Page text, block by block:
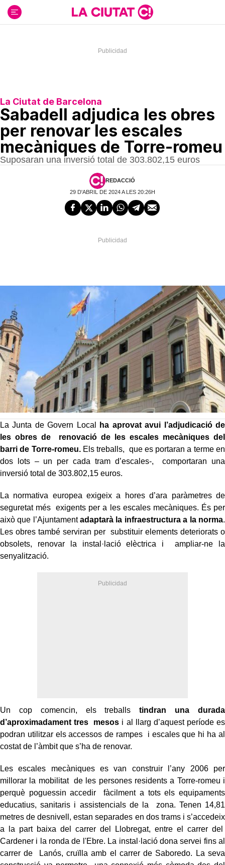
contenido
La Ciutat de Barcelona
Sabadell adjudica les obres
per renovar les escales
mecàniques de Torre-romeu
Suposaran una inversió total de 303.802,15 euros
REDACCIÓ
29 D'ABRIL DE 2024 A LES 20:26H
La Junta de Govern Local
ha aprovat avui l’adjudicació de
les obres de renovació de les escales mecàniques del
barri de Torre-romeu.Els treballs, que es portaran a terme en
dos lots – un per cada tram d’escales-, comportaran una
inversió total de 303.802,15 euros.
La normativa europea exigeix a hores d’ara paràmetres de
seguretat més exigents per a les escales mecàniques. És per
això que l’Ajuntamentadaptarà la infraestructura a la norma.
Les obres també serviran per substituir elements deteriorats o
obsolets, renovar la instal·lació elèctrica i ampliar-ne la
senyalització.
Un cop comencin, els treballstindran una durada
d’aproximadament tres mesos i al llarg d’aquest període es
podran utilitzar els accessos de rampes i escales que hi ha al
costat de l’àmbit que s’ha de renovar.
Les escales mecàniques es van construir l’any 2006 per
millorar la mobilitat de les persones residents a Torre-romeu i
perquè poguessin accedir fàcilment a tots els equipaments
educatius, sanitaris i assistencials de la zona. Tenen 14,81
metres de desnivell, estan separades en dos trams i s’accedeix
a la part baixa del carrer del Llobregat, entre el carrer del
Cardener i la ronda de l'Ebre. La instal·lació dona servei fins al
carrer de Lanós, cruïlla amb el carrer de Saboredo. La seva